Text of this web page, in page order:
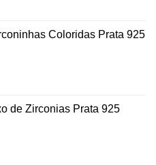
Coloridas Prata 925
de Zirconias Prata 925